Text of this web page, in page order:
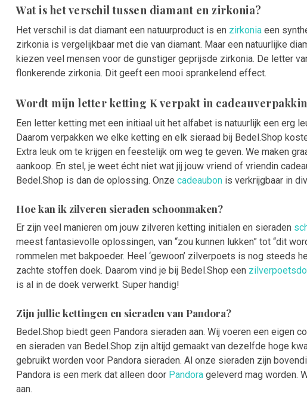
Wat is het verschil tussen diamant en zirkonia?
Het verschil is dat diamant een natuurproduct is en zirkonia een
zirkonia is vergelijkbaar met die van diamant. Maar een natuurlijke
kiezen veel mensen voor de gunstiger geprijsde zirkonia. De letter
flonkerende zirkonia. Dit geeft een mooi sprankelend effect.
Wordt mijn letter ketting K verpakt in
Een letter ketting met een initiaal uit het alfabet is natuurlijk een erg
Daarom verpakken we elke ketting en elk sieraad bij Bedel.Shop
Extra leuk om te krijgen en feestelijk om weg te geven. We maken
aankoop. En stel, je weet écht niet wat jij jouw vriend of vriendin
Bedel.Shop is dan de oplossing. Onze cadeaubon is verkrijgbaar in
Hoe kan ik zilveren sieraden schoonmaken?
Er zijn veel manieren om jouw zilveren ketting initialen en sieraden
meest fantasievolle oplossingen, van “zou kunnen lukken” tot “dit
rommelen met bakpoeder. Heel ‘gewoon’ zilverpoets is nog steeds
zachte stoffen doek. Daarom vind je bij Bedel.Shop een
is al in de doek verwerkt. Super handig!
Zijn jullie kettingen en sieraden van Pandora?
Bedel.Shop biedt geen Pandora sieraden aan. Wij voeren een eigen
en sieraden van Bedel.Shop zijn altijd gemaakt van dezelfde hoge
gebruikt worden voor Pandora sieraden. Al onze sieraden zijn
Pandora is een merk dat alleen door Pandora geleverd mag worden.
aan.